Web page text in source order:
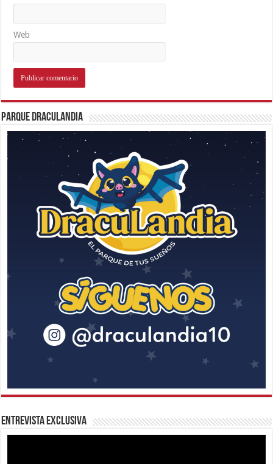
Web
Parque Draculandia
Entrevista Exclusiva